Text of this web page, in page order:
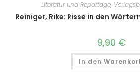
Literatur und Reportage,
Reiniger, Rike: Risse in den
9,90 €
In den